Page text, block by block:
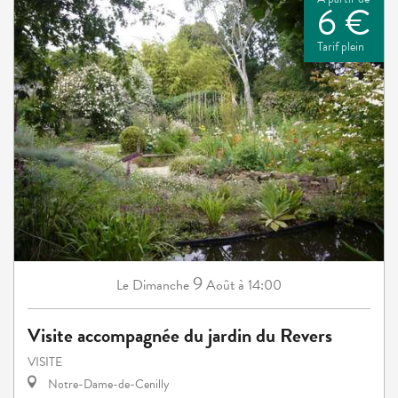
6 €
Tarif plein
Le Dimanche9Aoûtà 14:00
Visite accompagnée du jardin du Revers
VISITE
Notre-Dame-de-Cenilly